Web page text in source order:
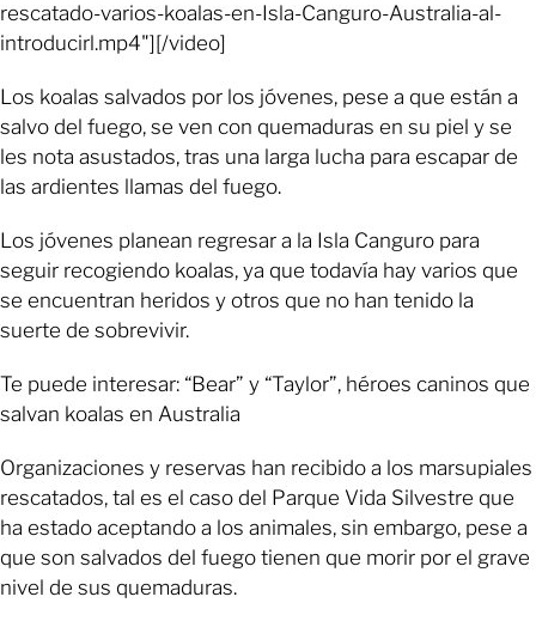
rescatado-varios-koalas-en-Isla-Canguro-Australia-al-
introducirl.mp4"][/video]
Los koalas salvados por los jóvenes, pese a que están a
salvo del fuego, se ven con quemaduras en su piel y se
les nota asustados, tras una larga lucha para escapar de
las ardientes llamas del fuego.
Los jóvenes planean regresar a la Isla Canguro para
seguir recogiendo koalas, ya que todavía hay varios que
se encuentran heridos y otros que no han tenido la
suerte de sobrevivir.
Te puede interesar: “Bear” y “Taylor”, héroes caninos que
salvan koalas en Australia
Organizaciones y reservas han recibido a los marsupiales
rescatados, tal es el caso del Parque Vida Silvestre que
ha estado aceptando a los animales, sin embargo, pese a
que son salvados del fuego tienen que morir por el grave
nivel de sus quemaduras.